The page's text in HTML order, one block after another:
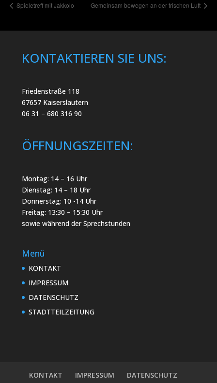
Spieletreff mit Jakkolo Gemeinsam bewegen an der frischen Luft
KONTAKTIEREN SIE UNS:
Friedenstraße 118
67657 Kaiserslautern
06 31 – 680 316 90
ÖFFNUNGSZEITEN:
Montag: 14 – 16 Uhr
Dienstag: 14 – 18 Uhr
Donnerstag: 10 -14 Uhr
Freitag: 13:30 – 15:30 Uhr
sowie während der Sprechstunden
Menü
KONTAKT
IMPRESSUM
DATENSCHUTZ
STADTTEILZEITUNG
KONTAKT IMPRESSUM
DATENSCHUTZ